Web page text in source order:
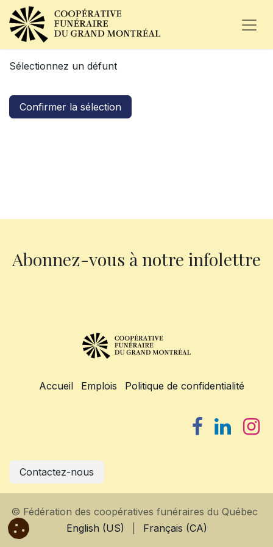
Sélectionnez un défunt
Confirmer la sélection
Abonnez-vous à notre infolettre
Accueil Emplois Politique de confidentialité
Contactez-nous
© Fédération des coopératives funéraires du Québec
English (US)
Français (CA)